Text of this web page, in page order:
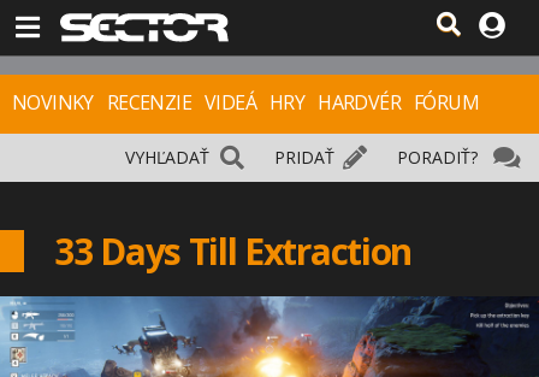
NOVINKY RECENZIE VIDEÁ HRY HARDVÉR FÓRUM
PORADIŤ?
PRIDAŤ
VYHĽADAŤ
33 Days Till Extraction